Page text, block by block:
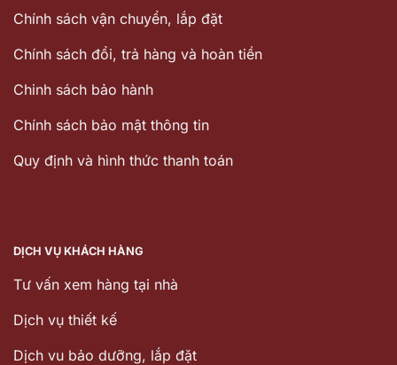
Chính sách vận chuyển, lắp đặt
Chính sách đổi, trả hàng và hoàn tiền
Chinh sách bảo hành
Chính sách bảo mật thông tin
Quy định và hình thức thanh toán
DỊCH VỤ KHÁCH HÀNG
Tư vấn xem hàng tại nhà
Dịch vụ thiết kế
Dịch vu bảo dưỡng, lắp đặt